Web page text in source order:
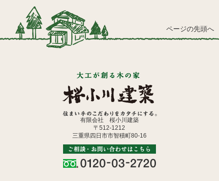
ページの先頭へ
有限会社 桜小川建築
〒512-1212
三重県四日市市智積町80-16